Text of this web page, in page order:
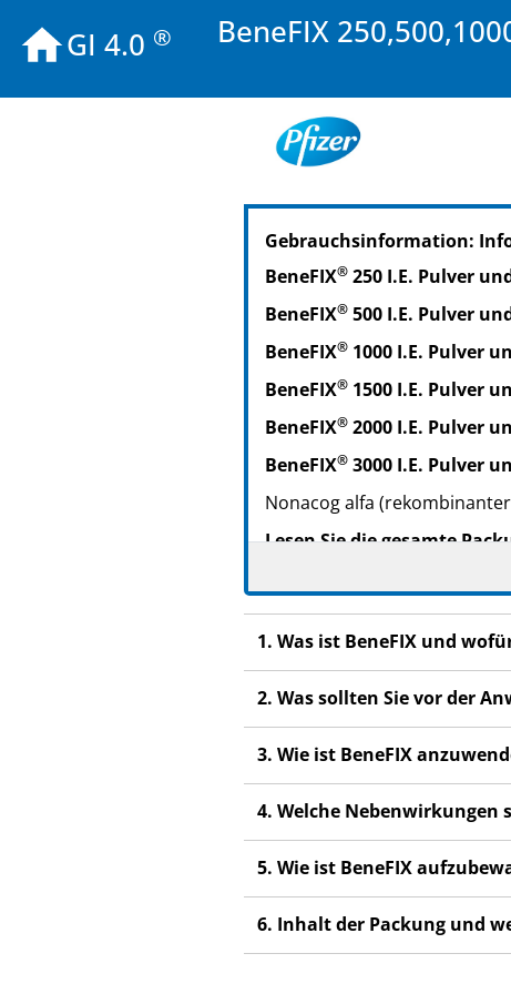
GI 4.0 ®
BeneFIX
PZN: 00059973
PPN: 110005997321
Gebrauchsinformation:
BeneFIX® 250 I.E. Pulver
BeneFIX® 500 I.E. Pulver
BeneFIX® 1000 I.E. Pulver
BeneFIX® 1500 I.E. Pulver
BeneFIX® 2000 I.E. Pulver
BeneFIX® 3000 I.E. Pulver
Nonacog alfa
Lesen Sie die gesamte
Heben Sie die
Wenn Sie weitere
Dieses Arzneimittel
anderen Menschen
Wenn Sie
Fachpersonal. Dies gilt
Abschnitt 4.
1. Was ist BeneFIX und
2. Was sollten Sie vor der
3. Wie ist BeneFIX
4. Welche Nebenwirkungen
5. Wie ist BeneFIX
6. Inhalt der Packung und